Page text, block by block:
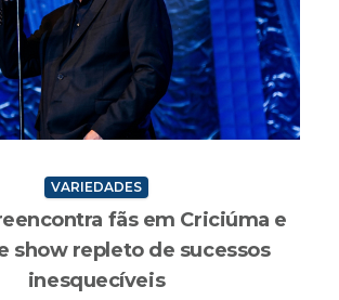
VARIEDADES
fãs em Criciúma e
show repleto de sucessos
inesquecíveis